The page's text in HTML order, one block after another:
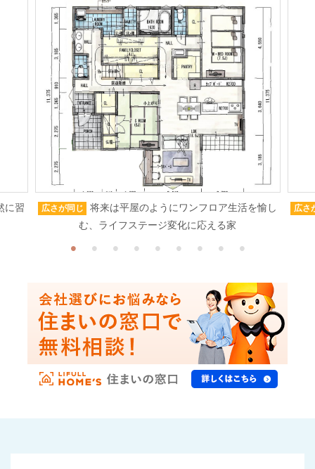
に習 広さが同じ
将来は平屋のようにワンフロア生活を愉し
む、ライフステージ変化に応える家
広さ